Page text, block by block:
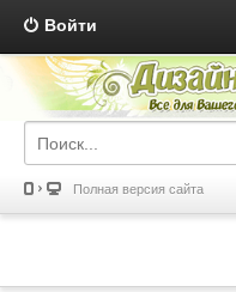
Войти
Полная версия сайта